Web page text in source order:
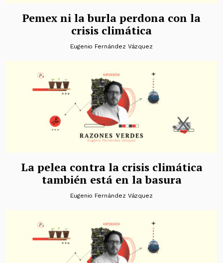
Pemex ni la burla perdona con la
crisis climática
Eugenio Fernández Vázquez
La pelea contra la crisis climática
también está en la basura
Eugenio Fernández Vázquez